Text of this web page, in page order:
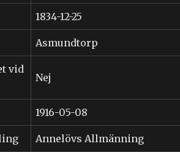
1834-12-25
Asmundtorp
vid
Nej
1916-05-08
Annelövs Allmänning